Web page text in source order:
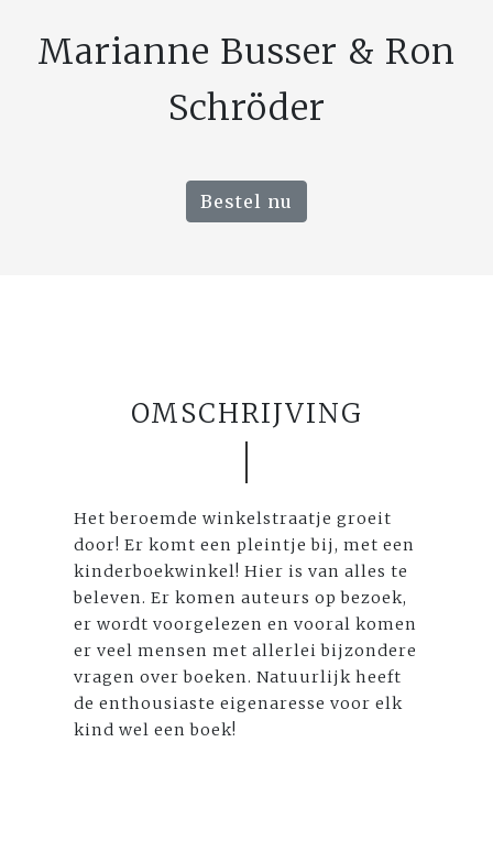
Marianne Busser & Ron
Schröder
Bestel nu
OMSCHRIJVING
Het beroemde winkelstraatje groeit
door! Er komt een pleintje bij, met een
kinderboekwinkel! Hier is van alles te
beleven. Er komen auteurs op bezoek,
er wordt voorgelezen en vooral komen
er veel mensen met allerlei bijzondere
vragen over boeken. Natuurlijk heeft
de enthousiaste eigenaresse voor elk
kind wel een boek!